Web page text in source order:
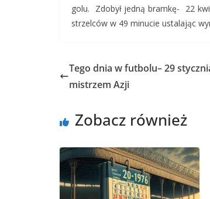
golu. Zdobył jedną bramkę- 22
strzelców w 49 minucie ustalając
Tego dnia w futbolu– 29
mistrzem Azji
Zobacz również